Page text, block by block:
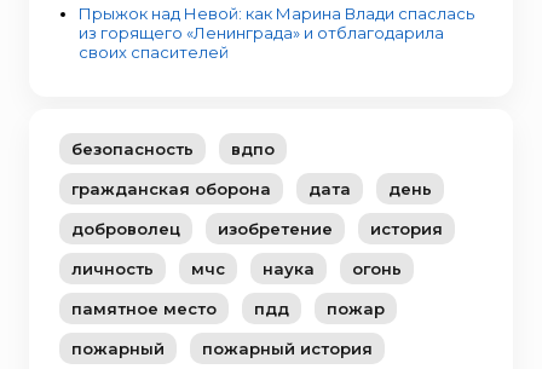
безопасность вдпо
гражданская оборона дата день
доброволец изобретение история
личность мчс наука огонь
памятное место пдд пожар
пожарный пожарный история
Прыжок над Невой: как Марина Влади спаслась
из горящего «Ленинграда» и отблагодарила
своих спасителей